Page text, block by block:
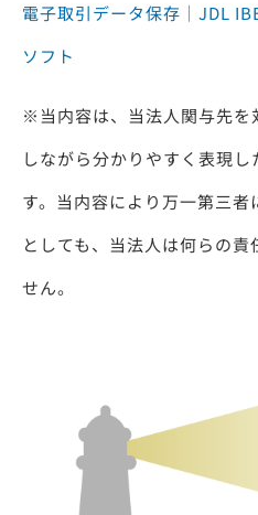
電子取引データ保存｜JDL
ソフト
※当内容は、当法人関与先を
しながら分かりやすく表現
す。当内容により万一第三
としても、当法人は何らの
せん。